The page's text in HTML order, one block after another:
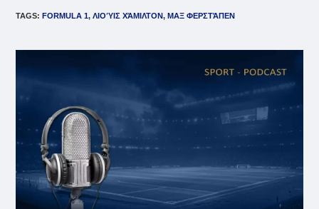
TAGS: FORMULA 1, ΛΙΟΎΙΣ ΧΆΜΙΛΤΟΝ, ΜΑΞ ΦΕΡΣΤΆΠΕΝ